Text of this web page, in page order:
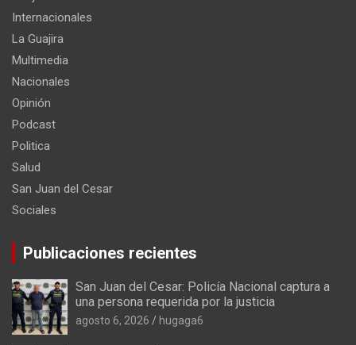
Internacionales
La Guajira
Multimedia
Nacionales
Opinión
Podcast
Politica
Salud
San Juan del Cesar
Sociales
Publicaciones recientes
San Juan del Cesar: Policía Nacional captura a
una persona requerida por la justicia
agosto 6, 2026 hugaga6